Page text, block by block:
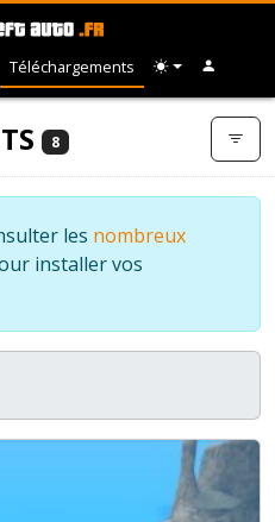
Téléchargements
8
les nombreux
installer vos